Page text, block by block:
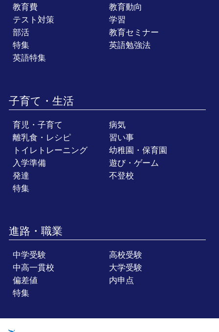
教育費
教育動向
テスト対策
学習
部活
教育セミナー
特集
英語勉強法
英語特集
子育て・生活
育児・子育て
病気
離乳食・レシピ
習い事
トイレトレーニング
幼稚園・保育園
入学準備
遊び・ゲーム
発達
不登校
特集
進路・職業
中学受験
高校受験
中高一貫校
大学受験
偏差値
内申点
特集